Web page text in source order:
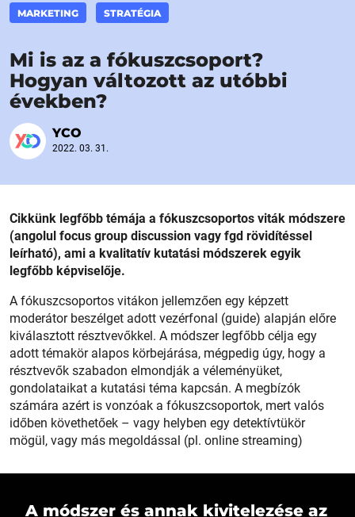
MARKETING STRATÉGIA
Mi is az a fókuszcsoport?
Hogyan változott az utóbbi
években?
YCO
2022. 03. 31.
Cikkünk legfőbb témája a fókuszcsoportos viták módszere
(angolul focus group discussion vagy fgd rövidítéssel
leírható), ami a kvalitatív kutatási módszerek egyik
legfőbb képviselője.
A fókuszcsoportos vitákon jellemzően egy képzett
moderátor beszélget adott vezérfonal (guide) alapján előre
kiválasztott résztvevőkkel. A módszer legfőbb célja egy
adott témakör alapos körbejárása, mégpedig úgy, hogy a
résztvevők szabadon elmondják a véleményüket,
gondolataikat a kutatási téma kapcsán. A megbízók
számára azért is vonzóak a fókuszcsoportok, mert valós
időben követhetőek – vagy helyben egy detektívtükör
mögül, vagy más megoldással (pl. online streaming)
A módszer és annak kivitelezése az